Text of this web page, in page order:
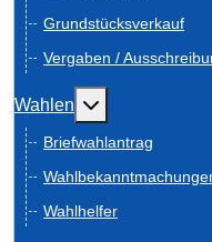
Grundstücksverkauf
Vergaben /
Wahlen Weitere
Briefwahlantrag
Wahlhelfer